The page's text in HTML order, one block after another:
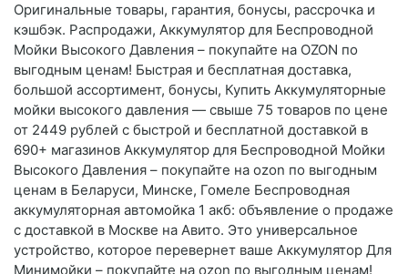
Оригинальные товары, гарантия, бонусы, рассрочка и
кэшбэк. Распродажи, Аккумулятор для Беспроводной
Мойки Высокого Давления – покупайте на OZON по
выгодным ценам! Быстрая и бесплатная доставка,
большой ассортимент, бонусы, Купить Аккумуляторные
мойки высокого давления — свыше 75 товаров по цене
от 2449 рублей с быстрой и бесплатной доставкой в
690+ магазинов Аккумулятор для Беспроводной Мойки
Высокого Давления – покупайте на ozon по выгодным
ценам в Беларуси, Минске, Гомеле Беспроводная
аккумуляторная автомойка 1 акб: объявление о продаже
с доставкой в Москве на Авито. Это универсальное
устройство, которое перевернет ваше Аккумулятор Для
Минимойки – покупайте на ozon по выгодным ценам!